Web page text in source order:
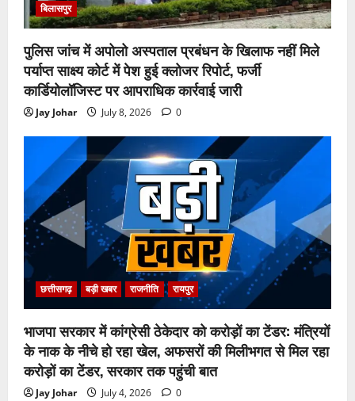
बिलासपुर
पुलिस जांच में अपोलो अस्पताल प्रबंधन के खिलाफ नहीं मिले
पर्याप्त साक्ष्य कोर्ट में पेश हुई क्लोजर रिपोर्ट, फर्जी
कार्डियोलॉजिस्ट पर आपराधिक कार्रवाई जारी
Jay Johar July 8, 2026 0
छत्तीसगढ़ बड़ी खबर राजनीति रायपुर
भाजपा सरकार में कांग्रेसी ठेकेदार को करोड़ों का टेंडर: मंत्रियों
के नाक के नीचे हो रहा खेल, अफसरों की मिलीभगत से मिल रहा
करोड़ों का टेंडर, सरकार तक पहुंची बात
Jay Johar July 4, 2026 0